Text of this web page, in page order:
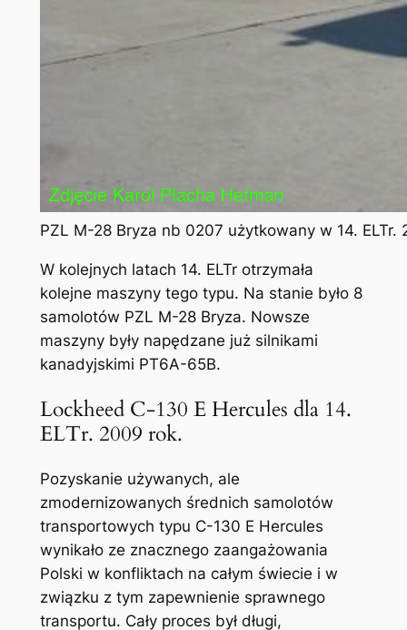
PZL M-28 Bryza nb 0207 użytkowany w 14.
W kolejnych latach 14. ELTr otrzymała
kolejne maszyny tego typu. Na stanie było 8
samolotów PZL M-28 Bryza. Nowsze
maszyny były napędzane już silnikami
kanadyjskimi PT6A-65B.
Lockheed C-130 E Hercules dla 14.
ELTr. 2009 rok.
Pozyskanie używanych, ale
zmodernizowanych średnich samolotów
transportowych typu C-130 E Hercules
wynikało ze znacznego zaangażowania
Polski w konfliktach na całym świecie i w
związku z tym zapewnienie sprawnego
transportu. Cały proces był długi,